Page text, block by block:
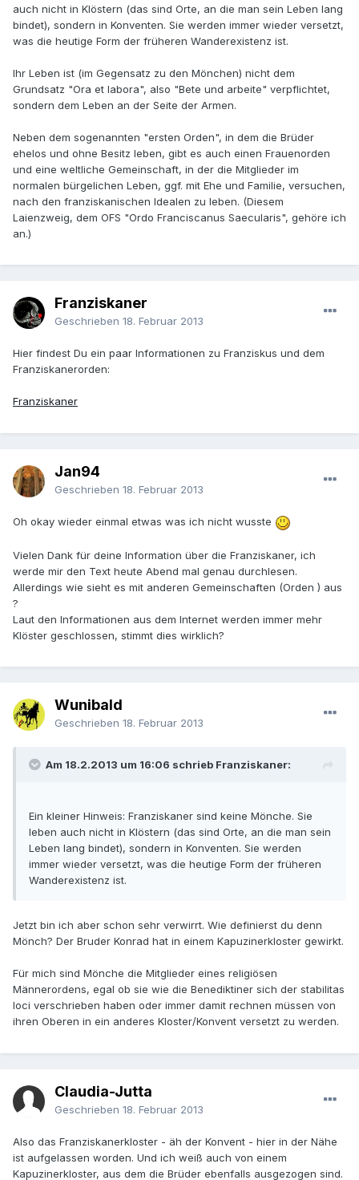
auch nicht in Klöstern (das sind Orte, an die man sein Leben lang
bindet), sondern in Konventen. Sie werden immer wieder versetzt,
was die heutige Form der früheren Wanderexistenz ist.
Ihr Leben ist (im Gegensatz zu den Mönchen) nicht dem
Grundsatz "Ora et labora", also "Bete und arbeite" verpflichtet,
sondern dem Leben an der Seite der Armen.
Neben dem sogenannten "ersten Orden", in dem die Brüder
ehelos und ohne Besitz leben, gibt es auch einen Frauenorden
und eine weltliche Gemeinschaft, in der die Mitglieder im
normalen bürgelichen Leben, ggf. mit Ehe und Familie, versuchen,
nach den franziskanischen Idealen zu leben. (Diesem
Laienzweig, dem OFS "Ordo Franciscanus Saecularis", gehöre ich
an.)
Franziskaner
Geschrieben 18. Februar 2013
Hier findest Du ein paar Informationen zu Franziskus und dem
Franziskanerorden:
Franziskaner
Jan94
Geschrieben 18. Februar 2013
Oh okay wieder einmal etwas was ich nicht wusste
Vielen Dank für deine Information über die Franziskaner, ich
werde mir den Text heute Abend mal genau durchlesen.
Allerdings wie sieht es mit anderen Gemeinschaften (Orden ) aus
?
Laut den Informationen aus dem Internet werden immer mehr
Klöster geschlossen, stimmt dies wirklich?
Wunibald
Geschrieben 18. Februar 2013
Am 18.2.2013 um 16:06 schrieb Franziskaner:
Ein kleiner Hinweis: Franziskaner sind keine Mönche. Sie
leben auch nicht in Klöstern (das sind Orte, an die man sein
Leben lang bindet), sondern in Konventen. Sie werden
immer wieder versetzt, was die heutige Form der früheren
Wanderexistenz ist.
Jetzt bin ich aber schon sehr verwirrt. Wie definierst du denn
Mönch? Der Bruder Konrad hat in einem Kapuzinerkloster gewirkt.
Für mich sind Mönche die Mitglieder eines religiösen
Männerordens, egal ob sie wie die Benediktiner sich der stabilitas
loci verschrieben haben oder immer damit rechnen müssen von
ihren Oberen in ein anderes Kloster/Konvent versetzt zu werden.
Claudia-Jutta
Geschrieben 18. Februar 2013
Also das Franziskanerkloster - äh der Konvent - hier in der Nähe
ist aufgelassen worden. Und ich weiß auch von einem
Kapuzinerkloster, aus dem die Brüder ebenfalls ausgezogen sind.